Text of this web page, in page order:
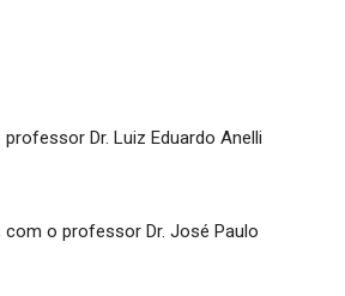
Dr. Luiz Eduardo Anelli
com o professor Dr. José Paulo